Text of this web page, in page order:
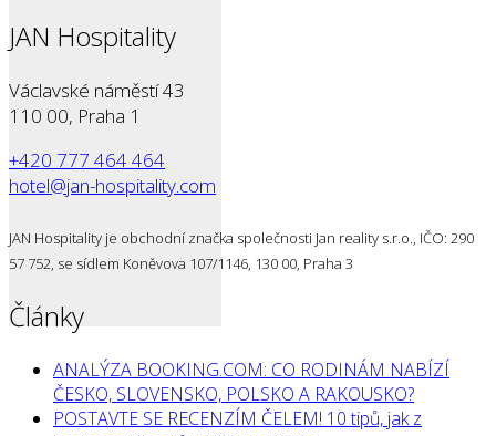
JAN Hospitality
Václavské náměstí 43
110 00, Praha 1
+420 777 464 464
hotel@jan-hospitality.com
JAN Hospitality je obchodní značka společnosti Jan reality s.r.o., IČO: 290
57 752, se sídlem Koněvova 107/1146, 130 00, Praha 3
Články
ANALÝZA BOOKING.COM: CO RODINÁM NABÍZÍ
ČESKO, SLOVENSKO, POLSKO A RAKOUSKO?
POSTAVTE SE RECENZÍM ČELEM! 10 tipů, jak z